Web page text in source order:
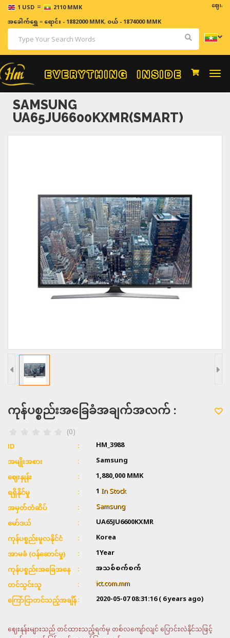
1 USD = 2110 MMK ဈေးနှုန်း
အခေါက်ရွှေ=ရောင်း - 1882000 MMK, ဝယ် - 1874000 MMK
SAMSUNG
UA65JU6600KXMR(SMART)
ကုန်ပစ္စည်းအခြေခံအချက်အလက် :
(0)
ID HM_3988
အမျိုးအစား Samsung
ဈေးနှုန်း 1,880,000MMK
ရရှိနိုင်မှု 1In Stock
အမှတ်တံဆိပ် Samsung
မော်ဒယ် UA65JU6600KXMR
ကုန်ပစ္စည်းမူလနိုင်ငံ Korea
အာမခံ (ဝန်ဆောင်မှု) 1Year
ကုန်ပစ္စည်းအခြေအနေ အသစ်စက်စက်
တင်သွင်းသူ ict.com.mm
ကြော်ငြာတင်သည့်အချိန် 2020-05-07 08:31:16( 6 years ago)
ဈေးနုန်းများသည် တင်ထားသည့်ရက်မှ တစ်လကျော်လျင် ပြောင်းလဲနိုင်သဖြင့်